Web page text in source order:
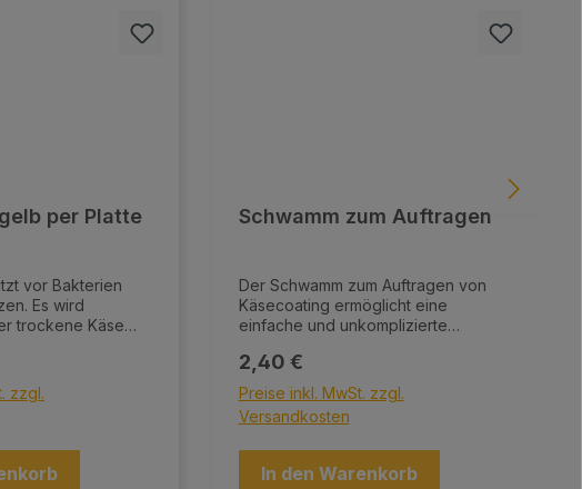
per Platte
vor Bakterien
Es wird
trockene Käse
kg in den Farben
Rot ausgeliefert.
zzgl.
Schwamm zum Auftragen
Der Schwamm zum Auftragen von
Käsecoating ermöglicht eine
einfache und unkomplizierte
Regulärer Preis:
2,40 €
Preise inkl. MwSt. zzgl.
Versandkosten
In den Warenkorb